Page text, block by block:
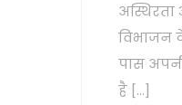
विभाजन
पास
है […]